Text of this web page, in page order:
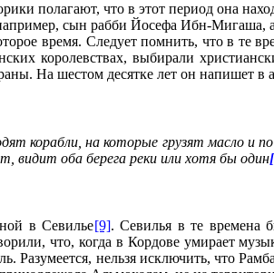
полагают, что в этот период она
сын рабби Йосефа Ибн-
время. Следует помнить, что в те
королевствах, выбирали
На шестом десятке лет он напишет в
корабли, на которые грузят масло и
видит оба берега реки или хотя бы один
в Севилье[9]. Севилья в те времена
что, когда в Кордове умирает
Разумеется, нельзя исключить, что